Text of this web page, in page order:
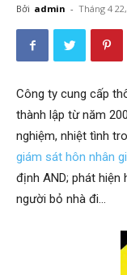
Phòng,
Tham
Bởi admin - Tháng 4
Công ty cung cấp
thành lập từ năm
nghiệm, nhiệt tình
giám sát hôn nhân
định AND; phát hiện
người bỏ nhà đi…